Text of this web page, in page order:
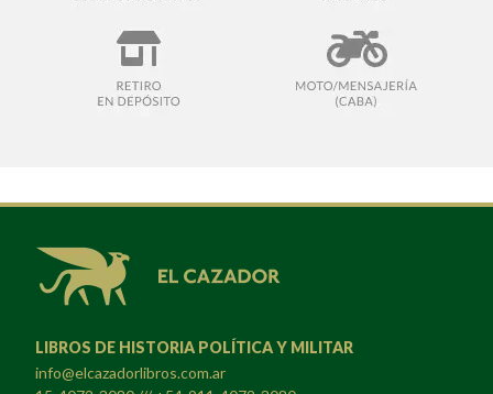
LIBROS DE HISTORIA POLÍTICA Y MILITAR
info@elcazadorlibros.com.ar